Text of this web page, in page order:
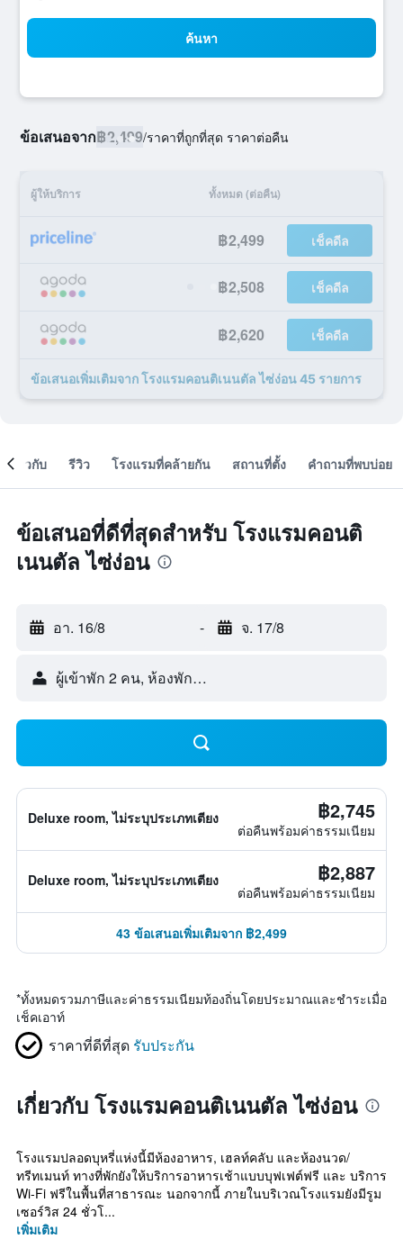
ค้นหา
ข้อเสนอจาก฿2,499/ราคาที่ถูกที่สุด ราคาต่อคืน
ผู้ให้บริการ ทั้งหมด (ต่อคืน)
฿2,499 เช็คดีล
฿2,508 เช็คดีล
฿2,620 เช็คดีล
ข้อเสนอเพิ่มเติมจาก โรงแรมคอนติเนนตัล ไซ่ง่อน 45 รายการ
เกี่ยวกับ รีวิว โรงแรมที่คล้ายกัน สถานที่ตั้ง คำถามที่พบบ่อย
ข้อเสนอที่ดีที่สุดสำหรับ โรงแรมคอนติ
เนนตัล ไซ่ง่อน
อา. 16/8 - จ. 17/8
ผู้เข้าพัก 2 คน, ห้องพัก 1 ห้อง
Deluxe room, ไม่ระบุประเภทเตียง ฿2,745
ต่อคืนพร้อมค่าธรรมเนียม
Deluxe room, ไม่ระบุประเภทเตียง ฿2,887
ต่อคืนพร้อมค่าธรรมเนียม
43 ข้อเสนอเพิ่มเติมจาก ฿2,499
*ทั้งหมดรวมภาษีและค่าธรรมเนียมท้องถิ่นโดยประมาณและชำระเมื่อ
เช็คเอาท์
ราคาที่ดีที่สุด รับประกัน
เกี่ยวกับ โรงแรมคอนติเนนตัล ไซ่ง่อน
โรงแรมปลอดบุหรี่แห่งนี้มีห้องอาหาร, เฮลท์คลับ และห้องนวด/
ทรีทเมนท์ ทางที่พักยังให้บริการอาหารเช้าแบบบุฟเฟต์ฟรี และ บริการ
Wi-Fi ฟรีในพื้นที่สาธารณะ นอกจากนี้ ภายในบริเวณโรงแรมยังมีรูม
เซอร์วิส 24 ชั่วโ...
เพิ่มเติม